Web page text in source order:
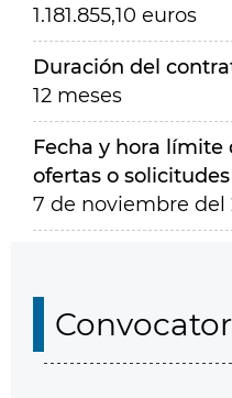
1.181.855,10 euros
Duración del
12 meses
Fecha y hora límite
ofertas o
7 de noviembre del